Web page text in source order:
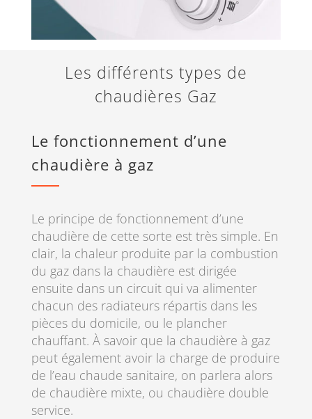
Les différents types de
chaudières Gaz
Le fonctionnement d’une
chaudière à gaz
Le principe de fonctionnement d’une
chaudière de cette sorte est très simple. En
clair, la chaleur produite par la combustion
du gaz dans la chaudière est dirigée
ensuite dans un circuit qui va alimenter
chacun des radiateurs répartis dans les
pièces du domicile, ou le plancher
chauffant. À savoir que la chaudière à gaz
peut également avoir la charge de produire
de l’eau chaude sanitaire, on parlera alors
de chaudière mixte, ou chaudière double
service.